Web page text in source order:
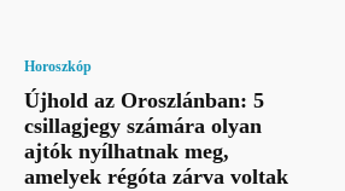
Horoszkóp
Újhold az Oroszlánban: 5
csillagjegy számára olyan
ajtók nyílhatnak meg,
amelyek régóta zárva voltak